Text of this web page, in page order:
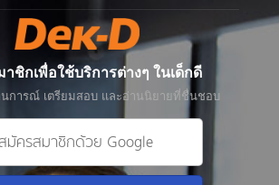
ชิกเพื่อใช้บริการต่างๆ ในเด็กดี
นการณ์ เตรียมสอบ และอ่านนิยายที่ชื่นชอบ
มัครสมาชิกด้วย Google